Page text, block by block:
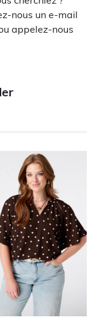
nous un e-mail
appelez-nous